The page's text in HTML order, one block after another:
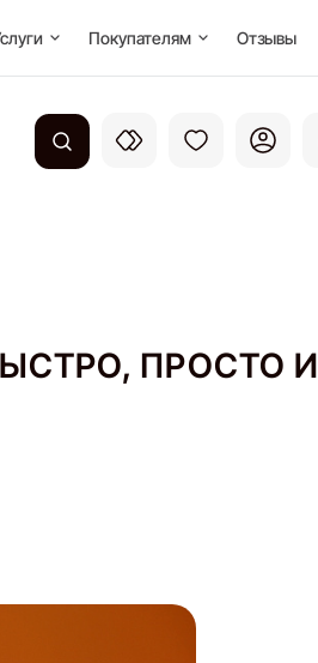
Покупателям
Наше производство
Отзывы
ПРОСТО И